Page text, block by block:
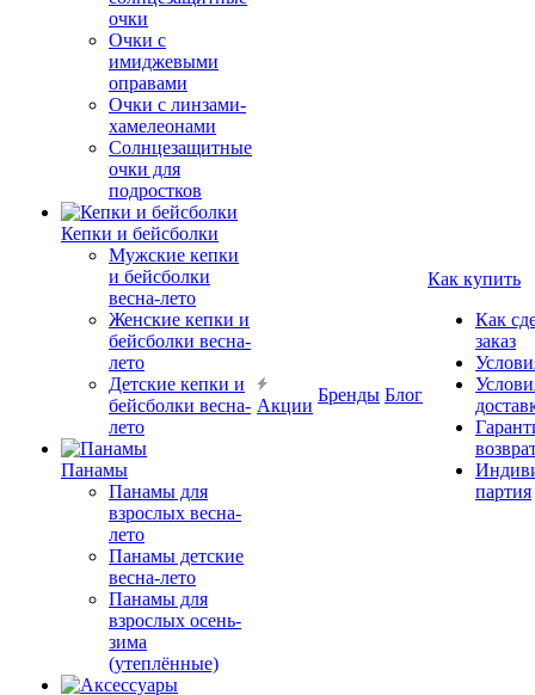
очки
Очки с
имиджевыми
оправами
Очки с линзами-
хамелеонами
Солнцезащитные
очки для
подростков
Кепки и бейсболки
Мужские кепки
и бейсболки
весна-лето
Женские кепки и
бейсболки весна-
лето
Детские кепки и
бейсболки весна-
лето
Панамы
Панамы для
взрослых весна-
лето
Панамы детские
весна-лето
Панамы для
взрослых осень-
зима
(утеплённые)
Акции
Бренды Блог
Как купить
Как
заказ
партия